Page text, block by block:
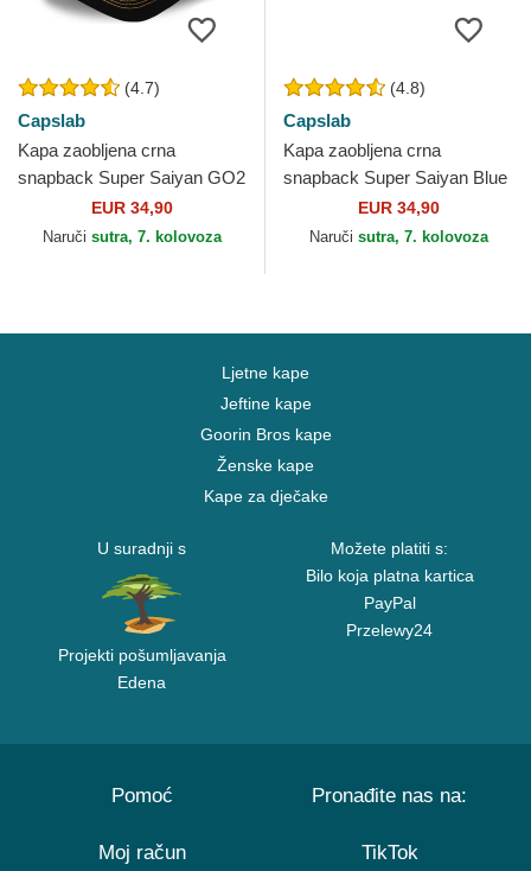
(4.7)
Capslab
Kapa zaobljena crna
snapback Super Saiyan GO2
Son Goku Dragon Ball
Capslab
EUR 34,90
Naruči sutra, 7. kolovoza
(4.8)
Capslab
Kapa zaobljena crna
snapback Super Saiyan Blue
CAS GOK1 Son Goku
Dragon Ball Capslab
EUR 34,90
Naruči sutra, 7. kolovoza
Ljetne kape
Jeftine kape
Goorin Bros kape
Ženske kape
Kape za dječake
U suradnji s
Projekti pošumljavanja
Edena
Možete platiti s:
Bilo koja platna kartica
PayPal
Przelewy24
Pomoć
Moj račun
Pronađite nas na:
TikTok